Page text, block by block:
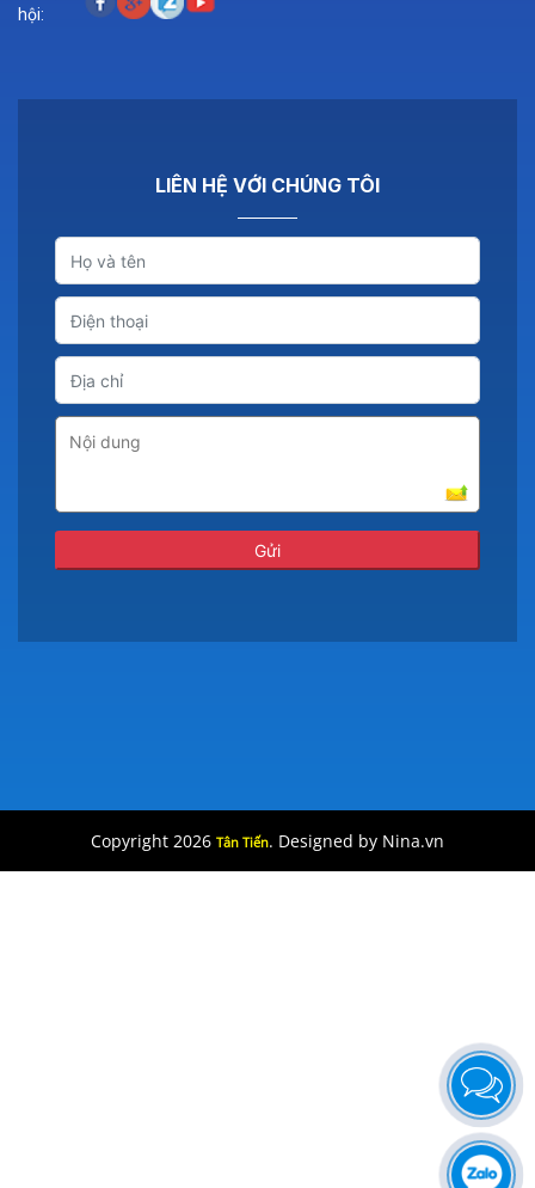
hội:
LIÊN HỆ VỚI CHÚNG TÔI
Copyright 2026 Tân Tiến. Designed by Nina.vn